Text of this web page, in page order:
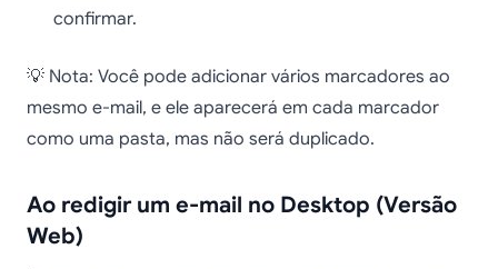
confirmar.
💡 Nota: Você pode adicionar vários marcadores ao
mesmo e-mail, e ele aparecerá em cada marcador
como uma pasta, mas não será duplicado.
Ao redigir um e-mail no Desktop (Versão
Web)